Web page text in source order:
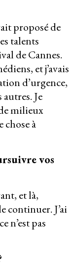
proposé de
talents
de Cannes.
et j’avais
d’urgence,
Je
milieux
chose à
vos
et là,
continuer. J’ai
n’est pas